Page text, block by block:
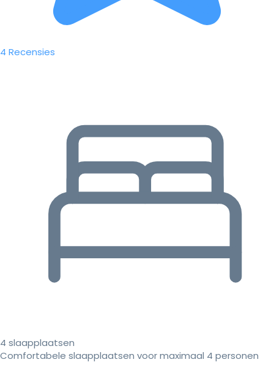
4 Recensies
4 slaapplaatsen
Comfortabele slaapplaatsen voor maximaal 4 personen